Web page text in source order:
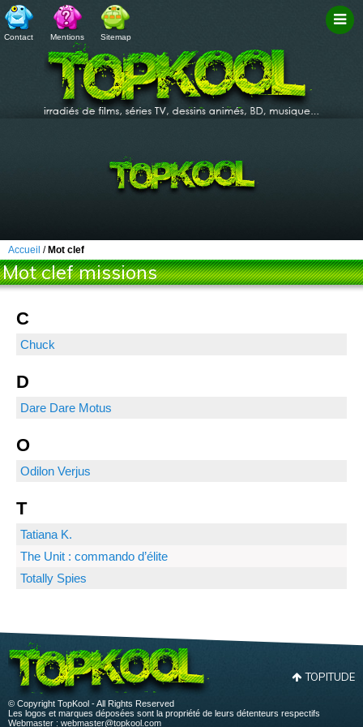
Contact Mentions Sitemap
Accueil / Mot clef
Mot clef missions
C
Chuck
D
Dare Dare Motus
O
Odilon Verjus
T
Tatiana K.
The Unit : commando d’élite
Totally Spies
TOPITUDE
© Copyright TopKool - All Rights Reserved
Les logos et marques déposées sont la propriété de leurs détenteurs respectifs
Webmaster : webmaster@topkool.com